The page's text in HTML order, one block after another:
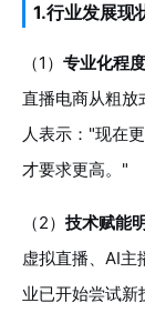
1.行业发展现
（1） 专业化程
直播电商从粗放
人表示："现在
才要求更高。"
（2） 技术赋能
虚拟直播、AI主
业已开始尝试新